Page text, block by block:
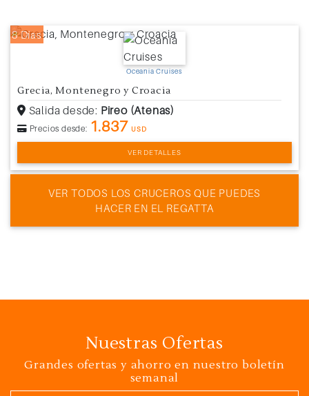
8 Días
Oceania Cruises
Grecia, Montenegro y Croacia
Salida desde: Pireo (Atenas)
Precios desde: 1.837 USD
VER DETALLES
VER TODOS LOS CRUCEROS QUE PUEDES
HACER EN EL REGATTA
Nuestras Ofertas
Grandes ofertas y ahorro en nuestro boletín
semanal